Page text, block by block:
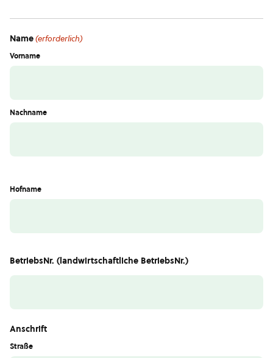
Name(erforderlich)
Vorname
Nachname
Hofname
BetriebsNr. (landwirtschaftliche BetriebsNr.)
Anschrift
Straße